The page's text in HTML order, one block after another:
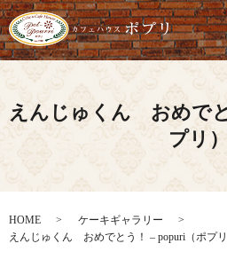
えんじゅくん おめで
プリ）
HOME
ケーキギャラリー
えんじゅくん おめでとう！ – popuri（ポプリ